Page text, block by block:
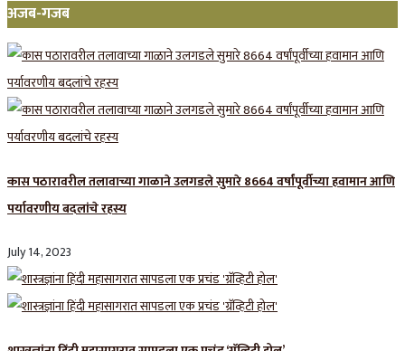
अजब-गजब
कास पठारावरील तलावाच्या गाळाने उलगडले सुमारे 8664 वर्षांपूर्वीच्या हवामान आणि
पर्यावरणीय बदलांचे रहस्य
July 14, 2023